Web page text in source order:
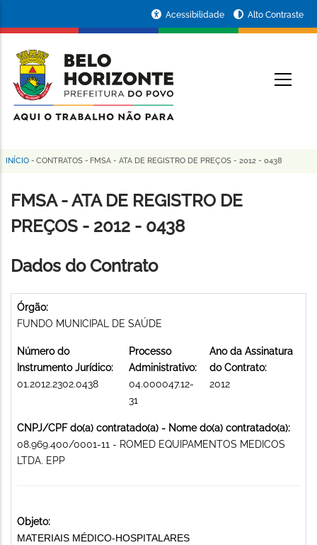
conteúdo
principal
da
Prefeitura
de
Horizonte
Acessibilidade Alto Contraste
Trilha
de
navegação
INÍCIO - CONTRATOS - FMSA - ATA DE REGISTRO DE PREÇOS - 2012 - 0438
FMSA - ATA DE REGISTRO DE
PREÇOS - 2012 - 0438
Dados do Contrato
Órgão:
FUNDO MUNICIPAL DE SAÚDE
Número do
Instrumento Jurídico:
01.2012.2302.0438
Processo
Administrativo:
04.000047.12-
31
Ano da Assinatura
do Contrato:
2012
CNPJ/CPF do(a) contratado(a) - Nome do(a) contratado(a):
08.969.400/0001-11 - ROMED EQUIPAMENTOS MEDICOS
LTDA. EPP
Objeto:
MATERIAIS MÉDICO-HOSPITALARES